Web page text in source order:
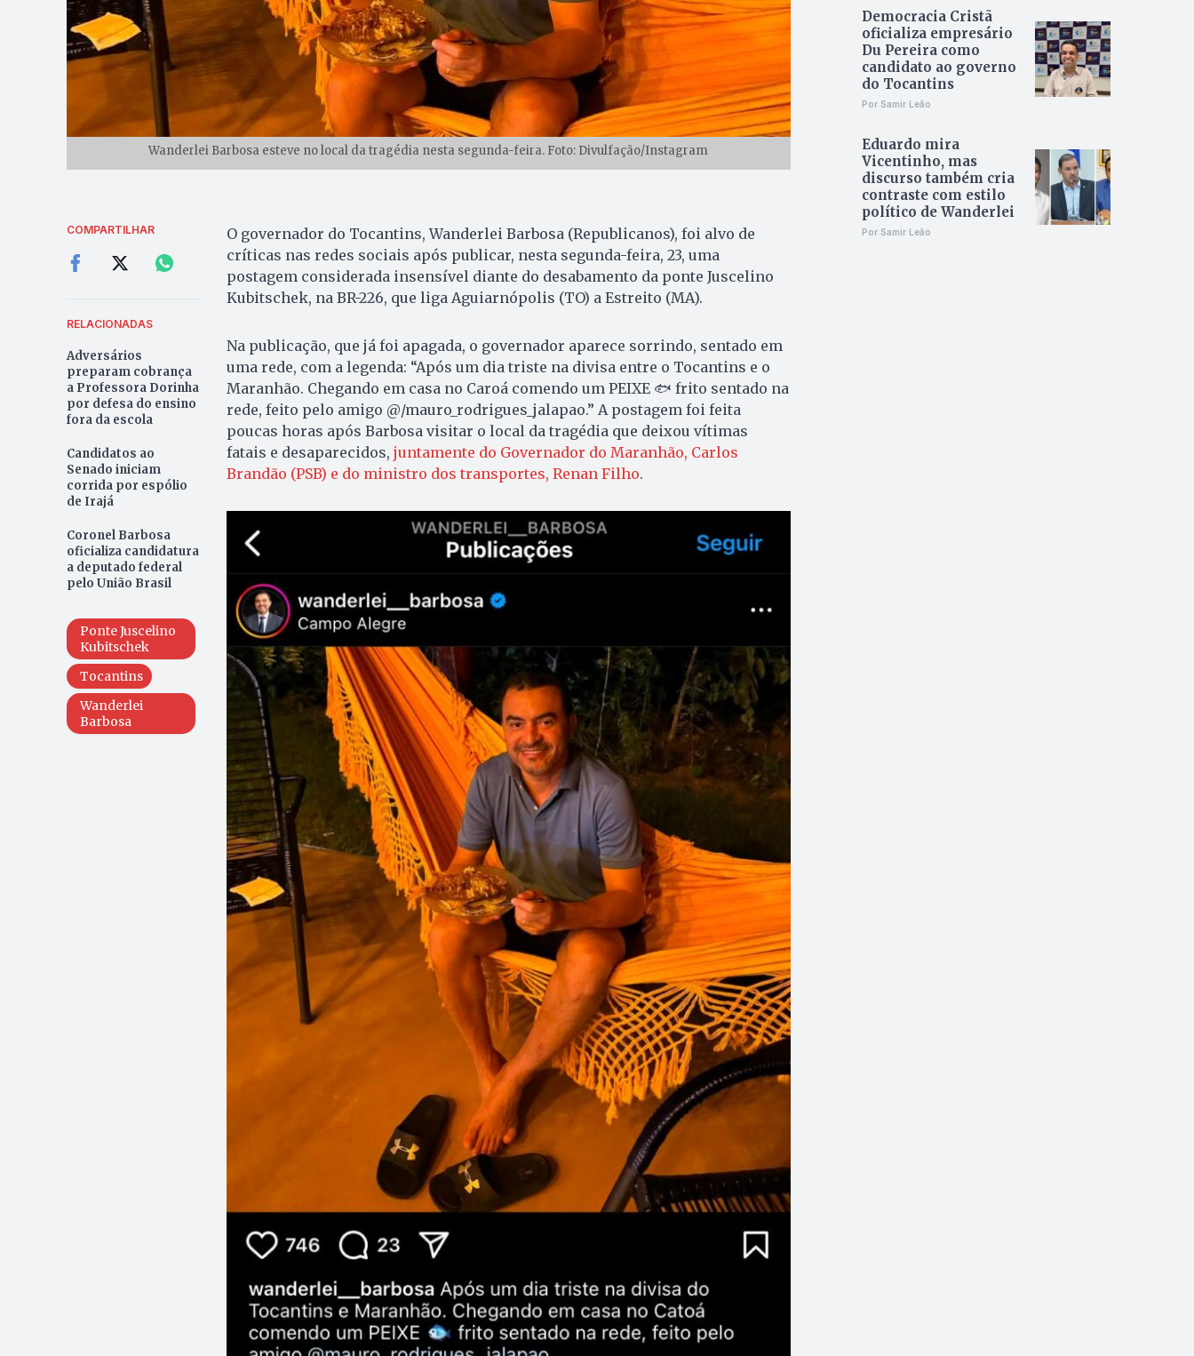
Wanderlei Barbosa esteve no local da tragédia nesta segunda-feira. Foto: Divulfação/Instagram
COMPARTILHAR
RELACIONADAS
Adversários
preparam cobrança
a Professora Dorinha
por defesa do ensino
fora da escola
Candidatos ao
Senado iniciam
corrida por espólio
de Irajá
Coronel Barbosa
oficializa candidatura
a deputado federal
pelo União Brasil
Ponte Juscelino
Kubitschek
Tocantins
Wanderlei
Barbosa
O governador do Tocantins, Wanderlei Barbosa (Republicanos), foi alvo de
críticas nas redes sociais após publicar, nesta segunda-feira, 23, uma
postagem considerada insensível diante do desabamento da ponte Juscelino
Kubitschek, na BR-226, que liga Aguiarnópolis (TO) a Estreito (MA).
Na publicação, que já foi apagada, o governador aparece sorrindo, sentado em
uma rede, com a legenda: “Após um dia triste na divisa entre o Tocantins e o
Maranhão. Chegando em casa no Caroá comendo um PEIXE 🐟 frito sentado na
rede, feito pelo amigo @/mauro_rodrigues_jalapao.” A postagem foi feita
poucas horas após Barbosa visitar o local da tragédia que deixou vítimas
fatais e desaparecidos, juntamente do Governador do Maranhão, Carlos
Brandão (PSB) e do ministro dos transportes, Renan Filho.
Democracia Cristã
oficializa empresário
Du Pereira como
candidato ao governo
do Tocantins
Por Samir Leão
Eduardo mira
Vicentinho, mas
discurso também cria
contraste com estilo
político de Wanderlei
Por Samir Leão